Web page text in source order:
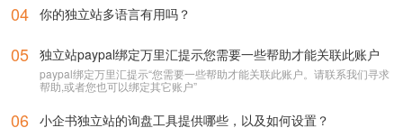
04 你的独立站多语言有用吗？
05 独立站paypal绑定万里汇提示您需要一些帮助才能关联此账户
paypal绑定万里汇提示“您需要一些帮助才能关联此账户。请联系我们寻求
帮助,或者您也可以绑定其它账户”
06 小企书独立站的询盘工具提供哪些，以及如何设置？